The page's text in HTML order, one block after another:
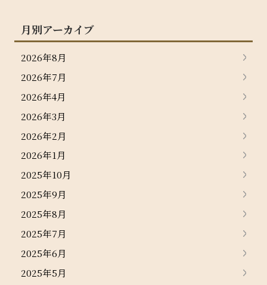
月別アーカイブ
2026年8月
2026年7月
2026年4月
2026年3月
2026年2月
2026年1月
2025年10月
2025年9月
2025年8月
2025年7月
2025年6月
2025年5月